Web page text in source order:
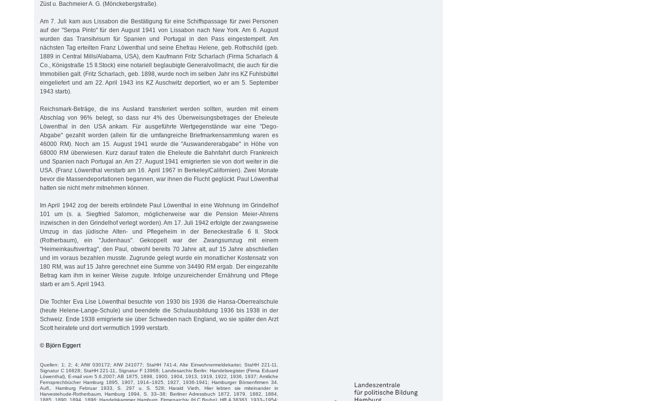
Züst u. Bachmeier A. G. (Mönckebergstraße).
Am 7. Juli kam aus Lissabon die Bestätigung für eine Schiffspassage für zwei Personen
auf der "Serpa Pinto" für den August 1941 von Lissabon nach New York. Am 6. August
wurden das Transitvisum für Spanien und Portugal in den Pass eingestempelt. Am
nächsten Tag erteilten Franz Löwenthal und seine Ehefrau Helene, geb. Rothschild (geb.
1889 in Central Mills/Alabama, USA), dem Kaufmann Fritz Scharlach (Firma Scharlach &
Co., Königstraße 15 II.Stock) eine notariell beglaubigte Generalvollmacht, die auch für die
Immobilien galt. (Fritz Scharlach, geb. 1898, wurde noch im selben Jahr ins KZ Fuhlsbüttel
eingeliefert und am 22. April 1943 ins KZ Auschwitz deportiert, wo er am 5. September
1943 starb).
Reichsmark-Beträge, die ins Ausland transferiert werden sollten, wurden mit einem
Abschlag von 96% belegt, so dass nur 4% des Überweisungsbetrages der Eheleute
Löwenthal in den USA ankam. Für ausgeführte Wertgegenstände war eine "Dego-
Abgabe" gezahlt worden (allein für die umfangreiche Briefmarkensammlung waren es
46000 RM). Noch am 15. August 1941 wurde die "Auswandererabgabe" in Höhe von
68000 RM überwiesen. Kurz darauf traten die Eheleute die Bahnfahrt durch Frankreich
und Spanien nach Portugal an. Am 27. August 1941 emigrierten sie von dort weiter in die
USA. (Franz Löwenthal verstarb am 16. April 1967 in Berkeley/Californien). Zwei Monate
bevor die Massendeportationen begannen, war ihnen die Flucht geglückt. Paul Löwenthal
hatten sie nicht mehr mitnehmen können.
Im April 1942 zog der bereits erblindete Paul Löwenthal in eine Wohnung im Grindelhof
101 um (s. a. Siegfried Salomon, möglicherweise war die Pension Meier-Ahrens
inzwischen in den Grindelhof verlegt worden). Am 17. Juli 1942 erfolgte der zwangsweise
Umzug in das jüdische Alten- und Pflegeheim in der Beneckestraße 6 II. Stock
(Rotherbaum), ein "Judenhaus". Gekoppelt war der Zwangsumzug mit einem
"Heimeinkaufsvertrag", den Paul, obwohl bereits 70 Jahre alt, auf 15 Jahre abschließen
und im voraus bezahlen musste. Zugrunde gelegt wurde ein monatlicher Kostensatz von
180 RM, was auf 15 Jahre gerechnet eine Summe von 34490 RM ergab. Der eingezahlte
Betrag kam ihm in keiner Weise zugute. Infolge unzureichender Ernährung und Pflege
starb er am 5. April 1943.
Die Tochter Eva Lise Löwenthal besuchte von 1930 bis 1936 die Hansa-Oberrealschule
(heute Helene-Lange-Schule) und beendete die Schulausbildung 1936 bis 1938 in der
Schweiz. Ende 1938 emigrierte sie über Schweden nach England, wo sie später den Arzt
Scott heiratete und dort vermutlich 1999 verstarb.
© Björn Eggert
Quellen: 1; 2; 4; AfW 030172; AfW 241077; StaHH 741-4, Alte Einwohnermeldekartei; StaHH 221-11,
Signatur C 16828; StaHH 221-11, Signatur F 13968; Landesarchiv Berlin: Handelsregister (Firma Eduard
Löwenthal), E-mail vom 5.6.2007; AB 1875, 1898, 1900, 1904, 1913, 1919, 1922, 1936, 1937; Amtliche
Fernsprechbücher Hamburg 1895, 1907, 1914–1925, 1927, 1936-1941; Hamburger Börsenfirmen 34.
Aufl., Hamburg Februar 1933, S. 297 u. S. 528; Harald Vieth, Hier lebten sie miteinander in
Harvestehude-Rotherbaum, Hamburg 1994, S. 33–38; Berliner Adressbuch 1872, 1879, 1882, 1884,
1885, 1890, 1894, 1896; Handelskammer Hamburg, Firmenarchiv (H.C.Bruhn), HR A 38383, 1933–1954;